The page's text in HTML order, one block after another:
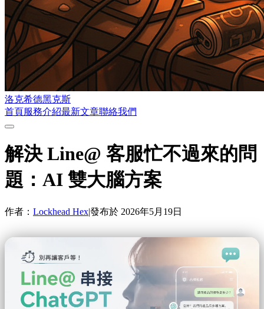
洛克希德黑克斯
首頁服務介紹最新文章聯絡我們
解決 Line@ 客服忙不過來的問
題：AI 雙大腦方案
作者： Lockhead Hex|發布於 2026年5月19日